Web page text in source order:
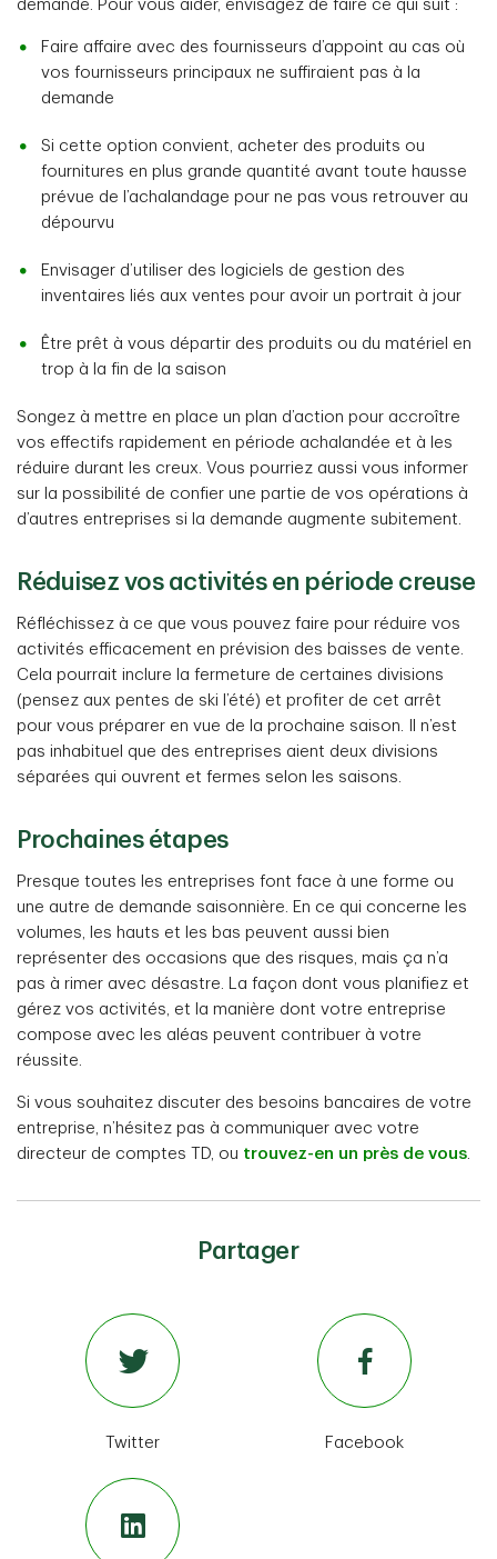
demande. Pour vous aider, envisagez de faire ce qui suit :
Faire affaire avec des fournisseurs d’appoint au cas où
vos fournisseurs principaux ne suffiraient pas à la
demande
Si cette option convient, acheter des produits ou
fournitures en plus grande quantité avant toute hausse
prévue de l’achalandage pour ne pas vous retrouver au
dépourvu
Envisager d’utiliser des logiciels de gestion des
inventaires liés aux ventes pour avoir un portrait à jour
Être prêt à vous départir des produits ou du matériel en
trop à la fin de la saison
Songez à mettre en place un plan d’action pour accroître
vos effectifs rapidement en période achalandée et à les
réduire durant les creux. Vous pourriez aussi vous informer
sur la possibilité de confier une partie de vos opérations à
d’autres entreprises si la demande augmente subitement.
Réduisez vos activités en période creuse
Réfléchissez à ce que vous pouvez faire pour réduire vos
activités efficacement en prévision des baisses de vente.
Cela pourrait inclure la fermeture de certaines divisions
(pensez aux pentes de ski l’été) et profiter de cet arrêt
pour vous préparer en vue de la prochaine saison. Il n’est
pas inhabituel que des entreprises aient deux divisions
séparées qui ouvrent et fermes selon les saisons.
Prochaines étapes
Presque toutes les entreprises font face à une forme ou
une autre de demande saisonnière. En ce qui concerne les
volumes, les hauts et les bas peuvent aussi bien
représenter des occasions que des risques, mais ça n’a
pas à rimer avec désastre. La façon dont vous planifiez et
gérez vos activités, et la manière dont votre entreprise
compose avec les aléas peuvent contribuer à votre
réussite.
Si vous souhaitez discuter des besoins bancaires de votre
entreprise, n’hésitez pas à communiquer avec votre
directeur de comptes TD, ou trouvez-en un près de vous.
Partager
Twitter Facebook